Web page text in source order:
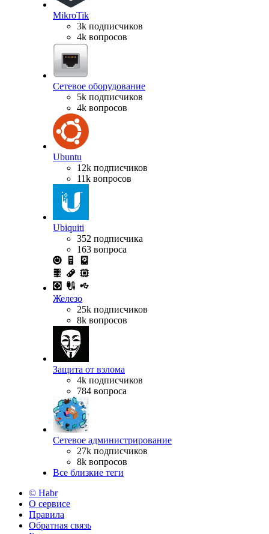
MikroTik
3k подписчиков
4k вопросов
Сетевое оборудование
5k подписчиков
4k вопросов
Ubuntu
12k подписчиков
11k вопросов
Ubiquiti
352 подписчика
163 вопроса
Железо
25k подписчиков
8k вопросов
Защита от взлома
4k подписчиков
784 вопроса
Сетевое администрирование
27k подписчиков
8k вопросов
Все близкие теги
© Habr
О сервисе
Правила
Обратная связь